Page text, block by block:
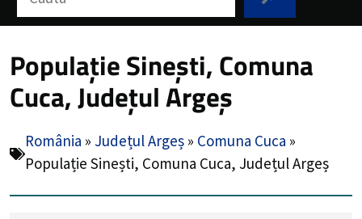
Populație Sinești, Comuna
Cuca, Județul Argeș
România » Județul Argeș » Comuna Cuca »
Populație Sinești, Comuna Cuca, Județul Argeș